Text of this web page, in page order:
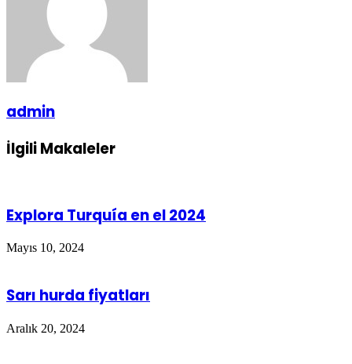
admin
İlgili Makaleler
Explora Turquía en el 2024
Mayıs 10, 2024
Sarı hurda fiyatları
Aralık 20, 2024